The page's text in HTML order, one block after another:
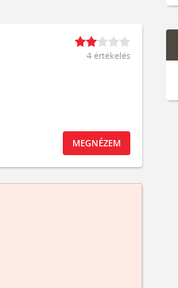
4 értékelés
MEGNÉZEM